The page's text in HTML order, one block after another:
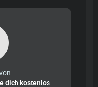
dich kostenlos